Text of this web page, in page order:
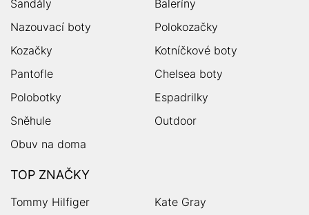
Sandály
Baleríny
Nazouvací boty
Polokozačky
Kozačky
Kotníčkové boty
Pantofle
Chelsea boty
Polobotky
Espadrilky
Sněhule
Outdoor
Obuv na doma
TOP ZNAČKY
Tommy Hilfiger
Kate Gray